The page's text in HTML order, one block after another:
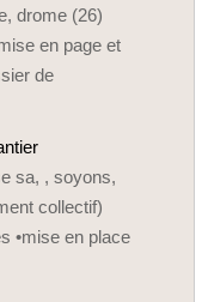
drome (26)
en page et
de
sa, , soyons,
collectif)
•mise en place